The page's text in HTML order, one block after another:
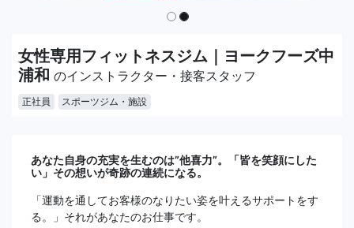
女性専用フィットネスジム｜ヨークフーズ中
浦和 のインストラクター・接客スタッフ
正社員 スポーツジム・施設
あなた自身の充実を生むのは”他喜力”。「皆を笑顔にした
い」その想いが奇跡の連続になる。
「運動を通してお客様のなりたい姿を叶えるサポートをす
る。」それがあなたのお仕事です。